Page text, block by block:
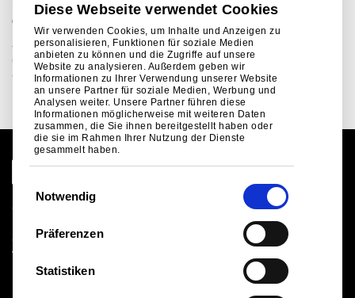
Diese Webseite verwendet Cookies
Wir verwenden Cookies, um Inhalte und Anzeigen zu
personalisieren, Funktionen für soziale Medien
anbieten zu können und die Zugriffe auf unsere
Website zu analysieren. Außerdem geben wir
Informationen zu Ihrer Verwendung unserer Website
an unsere Partner für soziale Medien, Werbung und
Analysen weiter. Unsere Partner führen diese
Informationen möglicherweise mit weiteren Daten
zusammen, die Sie ihnen bereitgestellt haben oder
die sie im Rahmen Ihrer Nutzung der Dienste
gesammelt haben.
Notwendig
Präferenzen
Statistiken
Colorcoat Connection
Sie möchten mit jemandem sprechen?
colorcoat.connectionEU@tatasteeleurope.com
+31 (0)251 492206 (NL)
Globale Website
Cookies
Verkaufsbedingungen
Lieferanten